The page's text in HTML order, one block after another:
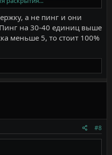
а не пинг и они
на 30-40 единиц выше
меньше 5, то стоит 100%
#8